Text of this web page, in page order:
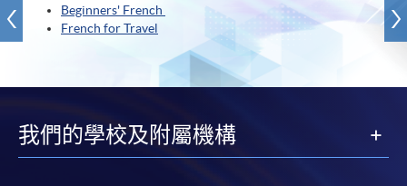
Beginners' French
French for Travel
我們的學校及附屬機構